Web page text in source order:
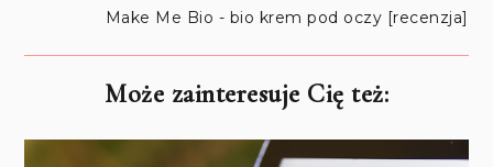
Make Me Bio - bio krem pod oczy [recenzja]
Może zainteresuje Cię też: